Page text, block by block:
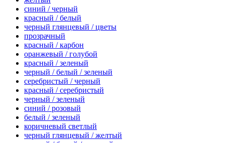
синий / черный
красный / белый
черный глянцевый / цветы
прозрачный
красный / карбон
оранжевый / голубой
красный / зеленый
черный / белый / зеленый
серебристый / черный
красный / серебристый
черный / зеленый
синий / розовый
белый / зеленый
коричневый светлый
черный глянцевый / желтый